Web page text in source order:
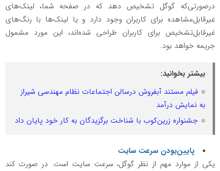
درصورتی‌که گوگل تشخیص دهد که در صفحه شما، لینک‌های
غیرقابل‌مشاهده برای کاربران وجود دارد و یا لینک‌ها با رنگ‌های
غیرقابل‌تشخیص برای کاربران طراحی شده‌اند، این مورد مشمول
جریمه خواهد بود.
بیشتر بخوانید:
فیلم مستند آبفروش درسالن اجتماعات نظام مهندسی شیراز
به نمایش درآمد
جشنواره زرین‌کوب با شناخت برگزیدگان به کار خود پایان داد
پایین‌بودن سرعت سایت
یکی از موارد مهم از نظر گوگل، سرعت سایت است. در صورت کند